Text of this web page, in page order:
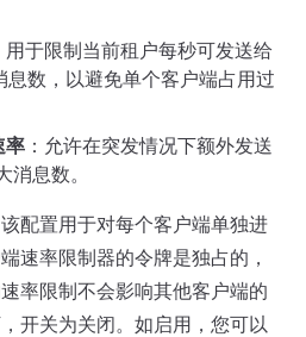
用于限制当前租户每秒可发送给
息数，以避免单个客户端占用过
率 ：允许在突发情况下额外发送
消息数。
该配置用于对每个客户端单独进
速率限制器的令牌是独占的，
率限制不会影响其他客户端的
开关为关闭。如启用，您可以